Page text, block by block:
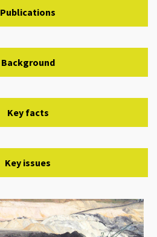
Publications
Background
Key facts
Key issues